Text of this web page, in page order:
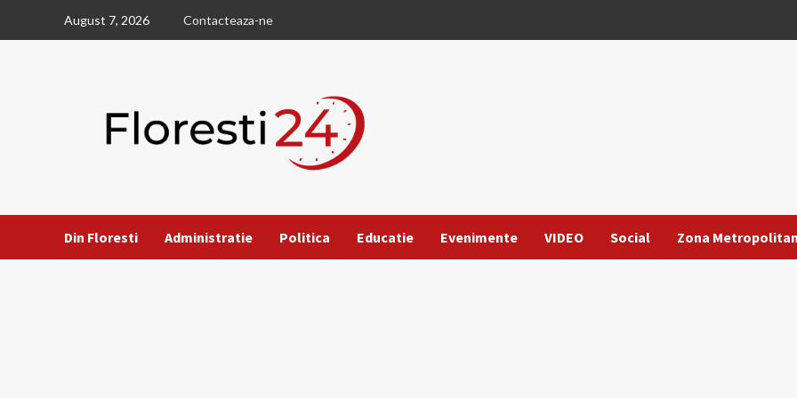
August 7, 2026 Contacteaza-ne
Din Floresti Administratie Politica Educatie Evenimente VIDEO Social Zona